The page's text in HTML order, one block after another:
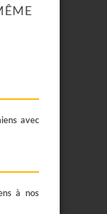
avec
à nos